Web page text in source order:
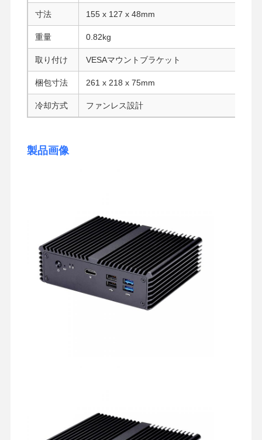
産業用マザーボード
ファイアウォールのマザーボード
寸法 155 x 127 x 48mm
重量 0.82kg
取り付け VESAマウントブラケット
梱包寸法 261 x 218 x 75mm
冷却方式 ファンレス設計
製品画像